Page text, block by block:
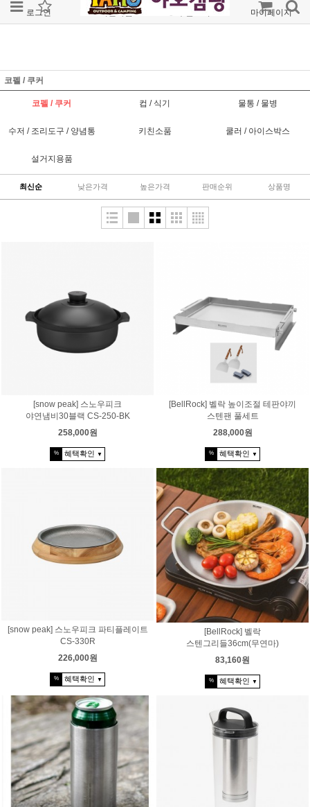
로그인 회원가입 주문조회 마이페이지
코펠 / 쿠커
코펠 / 쿠커 컵 / 식기 물통 / 물병
수저 / 조리도구 / 양념통 키친소품 쿨러 / 아이스박스
설거지용품
최신순 낮은가격 높은가격 판매순위 상품명
[snow peak] 스노우피크
야연냄비30블랙 CS-250-BK
258,000원
% 혜택확인 ▼
[BellRock] 벨락 높이조절 테판야끼
스텐팬 풀세트
288,000원
% 혜택확인 ▼
[snow peak] 스노우피크 파티플레이트
CS-330R
226,000원
% 혜택확인 ▼
[BellRock] 벨락
스텐그리들36cm(무연마)
83,160원
% 혜택확인 ▼